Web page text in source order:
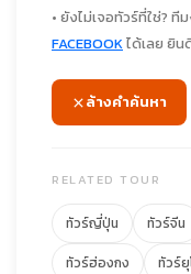
• ยังไม่เจอทัวร์ที่ใช่?
FACEBOOKได้เลย ยิ
ล้างคำค้นหา
RELATED TOUR
ทัวร์ญี่ปุ่น ทัวร์จีน
ทัวร์ฮ่องกง
ทัวร์